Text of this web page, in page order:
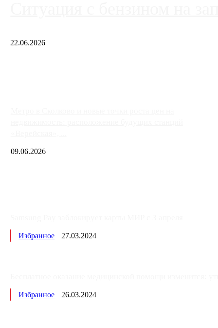
22.06.2026
09.06.2026
Избранное 27.03.2024
Избранное 26.03.2024